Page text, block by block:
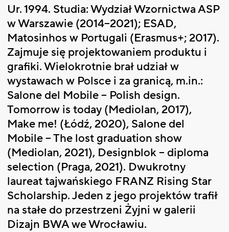
Ur. 1994. Studia: Wydział Wzornictwa ASP
w Warszawie (2014–2021); ESAD,
Matosinhos w Portugali (Erasmus+; 2017).
Zajmuje się projektowaniem produktu i
grafiki. Wielokrotnie brał udział w
wystawach w Polsce i za granicą, m.in.:
Salone del Mobile – Polish design.
Tomorrow is today (Mediolan, 2017),
Make me! (Łódź, 2020), Salone del
Mobile – The lost graduation show
(Mediolan, 2021), Designblok – diploma
selection (Praga, 2021). Dwukrotny
laureat tajwańskiego FRANZ Rising Star
Scholarship. Jeden z jego projektów trafił
na stałe do przestrzeni Żyjni w galerii
Dizajn BWA we Wrocławiu.